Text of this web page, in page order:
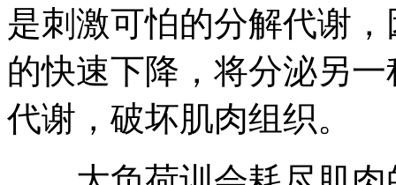
是刺激可怕的分解代谢
的快速下降，将分泌另
代谢，破坏肌肉组织。